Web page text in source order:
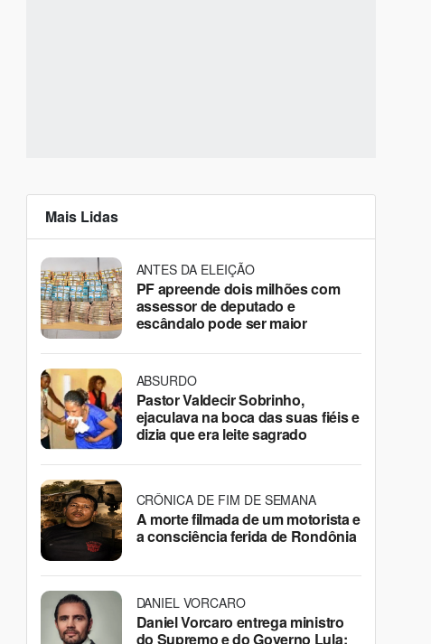
Mais Lidas
ANTES DA ELEIÇÃO
PF apreende dois milhões com
assessor de deputado e
escândalo pode ser maior
ABSURDO
Pastor Valdecir Sobrinho,
ejaculava na boca das suas fiéis e
dizia que era leite sagrado
CRÔNICA DE FIM DE SEMANA
A morte filmada de um motorista e
a consciência ferida de Rondônia
DANIEL VORCARO
Daniel Vorcaro entrega ministro
do Supremo e do Governo Lula: